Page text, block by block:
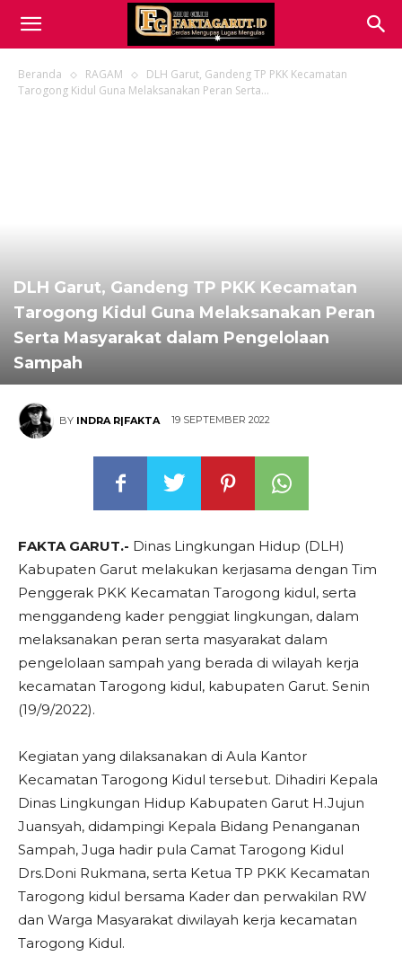
Beranda RAGAM
DLH Garut, Gandeng TP PKK Kecamatan
Tarogong Kidul Guna Melaksanakan Peran Serta...
DLH Garut, Gandeng TP PKK Kecamatan
Tarogong Kidul Guna Melaksanakan Peran
Serta Masyarakat dalam Pengelolaan
Sampah
BY INDRA R|FAKTA 19 SEPTEMBER 2022
FAKTA GARUT.- Dinas Lingkungan Hidup (DLH)
Kabupaten Garut melakukan kerjasama dengan Tim
Penggerak PKK Kecamatan Tarogong kidul, serta
menggandeng kader penggiat lingkungan, dalam
melaksanakan peran serta masyarakat dalam
pengelolaan sampah yang berada di wilayah kerja
kecamatan Tarogong kidul, kabupaten Garut. Senin
(19/9/2022).
Kegiatan yang dilaksanakan di Aula Kantor
Kecamatan Tarogong Kidul tersebut. Dihadiri Kepala
Dinas Lingkungan Hidup Kabupaten Garut H.Jujun
Juansyah, didampingi Kepala Bidang Penanganan
Sampah, Juga hadir pula Camat Tarogong Kidul
Drs.Doni Rukmana, serta Ketua TP PKK Kecamatan
Tarogong kidul bersama Kader dan perwakilan RW
dan Warga Masyarakat diwilayah kerja kecamatan
Tarogong Kidul.